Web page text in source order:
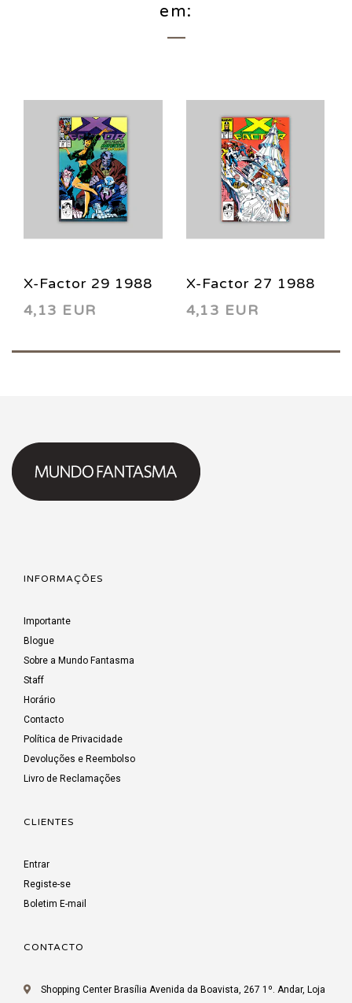
em:
X-Factor 29 1988
4,13 EUR
X-Factor 27 1988
4,13 EUR
INFORMAÇÕES
Importante
Blogue
Sobre a Mundo Fantasma
Staff
Horário
Contacto
Política de Privacidade
Devoluções e Reembolso
Livro de Reclamações
CLIENTES
Entrar
Registe-se
Boletim E-mail
CONTACTO
Shopping Center Brasília Avenida da Boavista, 267 1º. Andar, Loja